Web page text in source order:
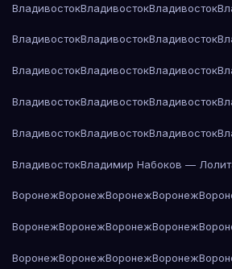
ВладивостокВладивостокВладивосток
ВладивостокВладивостокВладивосток
ВладивостокВладивостокВладивосток
ВладивостокВладивостокВладивосток
ВладивостокВладивостокВладивосток
ВладивостокВладимир Набоков —
ВоронежВоронежВоронежВоронеж
ВоронежВоронежВоронежВоронеж
ВоронежВоронежВоронежВоронеж